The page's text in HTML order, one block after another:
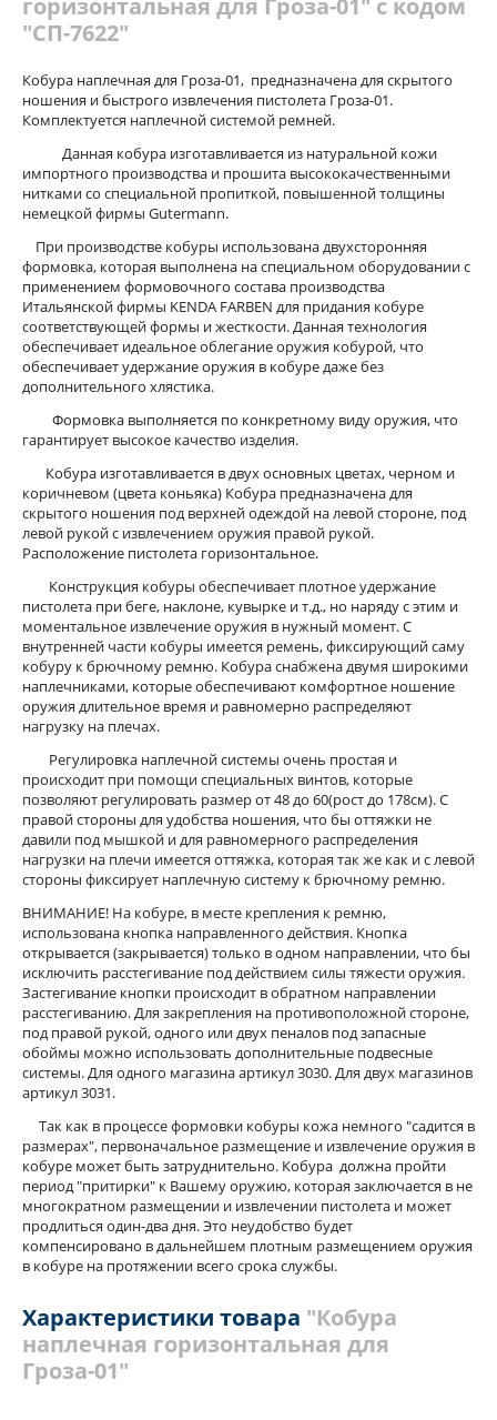
горизонтальная для Гроза-01" с кодом
"СП-7622"
Кобура наплечная для Гроза-01, предназначена для скрытого
ношения и быстрого извлечения пистолета Гроза-01.
Комплектуется наплечной системой ремней.
Данная кобура изготавливается из натуральной кожи
импортного производства и прошита высококачественными
нитками со специальной пропиткой, повышенной толщины
немецкой фирмы Gutermann.
При производстве кобуры использована двухсторонняя
формовка, которая выполнена на специальном оборудовании с
применением формовочного состава производства
Итальянской фирмы KENDA FARBEN для придания кобуре
соответствующей формы и жесткости. Данная технология
обеспечивает идеальное облегание оружия кобурой, что
обеспечивает удержание оружия в кобуре даже без
дополнительного хлястика.
Формовка выполняется по конкретному виду оружия, что
гарантирует высокое качество изделия.
Кобура изготавливается в двух основных цветах, черном и
коричневом (цвета коньяка) Кобура предназначена для
скрытого ношения под верхней одеждой на левой стороне, под
левой рукой с извлечением оружия правой рукой.
Расположение пистолета горизонтальное.
Конструкция кобуры обеспечивает плотное удержание
пистолета при беге, наклоне, кувырке и т.д., но наряду с этим и
моментальное извлечение оружия в нужный момент. С
внутренней части кобуры имеется ремень, фиксирующий саму
кобуру к брючному ремню. Кобура снабжена двумя широкими
наплечниками, которые обеспечивают комфортное ношение
оружия длительное время и равномерно распределяют
нагрузку на плечах.
Регулировка наплечной системы очень простая и
происходит при помощи специальных винтов, которые
позволяют регулировать размер от 48 до 60(рост до 178см). С
правой стороны для удобства ношения, что бы оттяжки не
давили под мышкой и для равномерного распределения
нагрузки на плечи имеется оттяжка, которая так же как и с левой
стороны фиксирует наплечную систему к брючному ремню.
ВНИМАНИЕ! На кобуре, в месте крепления к ремню,
использована кнопка направленного действия. Кнопка
открывается (закрывается) только в одном направлении, что бы
исключить расстегивание под действием силы тяжести оружия.
Застегивание кнопки происходит в обратном направлении
расстегиванию. Для закрепления на противоположной стороне,
под правой рукой, одного или двух пеналов под запасные
обоймы можно использовать дополнительные подвесные
системы. Для одного магазина артикул 3030. Для двух магазинов
артикул 3031.
Так как в процессе формовки кобуры кожа немного "садится в
размерах", первоначальное размещение и извлечение оружия в
кобуре может быть затруднительно. Кобура должна пройти
период "притирки" к Вашему оружию, которая заключается в не
многократном размещении и извлечении пистолета и может
продлиться один-два дня. Это неудобство будет
компенсировано в дальнейшем плотным размещением оружия
в кобуре на протяжении всего срока службы.
Характеристики товара "Кобура
наплечная горизонтальная для
Гроза-01"